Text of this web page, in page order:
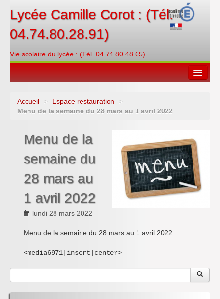
Lycée Camille Corot : (Tél.
04.74.80.28.91)
Vie scolaire du lycée : (Tél. 04.74.80.48.65)
Espace restauration
Arena Grenoble
Accueil > Espace restauration
>
Menu de la semaine du 28 mars au 1 avril 2022
Menu de la
semaine du
28 mars au
1 avril 2022
lundi 28 mars 2022
Menu de la semaine du 28 mars au 1 avril 2022
<media6971|insert|center>